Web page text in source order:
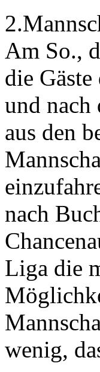
Am So.,
die
und nach
aus den
nach
Liga die
wenig,